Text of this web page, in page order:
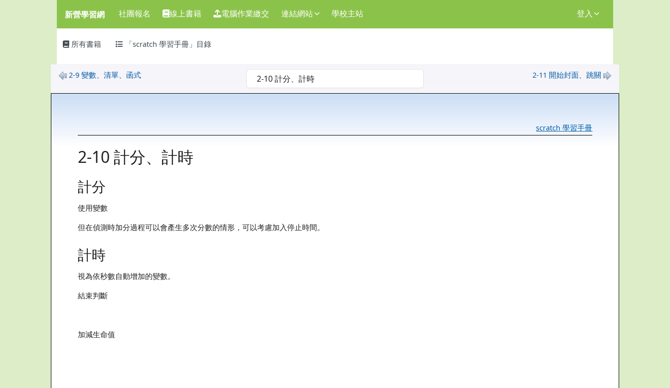
新營學習網
新營學習網 社團報名 線上書籍 電腦作業繳交 連結網站 學校主站 登入
主內容區域
所有書籍 「scratch 學習手冊」目錄
2-9 變數、清單、函式 2-11 開始封面、跳關
scratch 學習手冊
2-10 計分、計時
計分
使用變數
但在偵測時加分過程可以會產生多次分數的情形，可以考慮加入停止時間。
計時
視為依秒數自動增加的變數。
結束判斷
加減生命值
頁尾區域